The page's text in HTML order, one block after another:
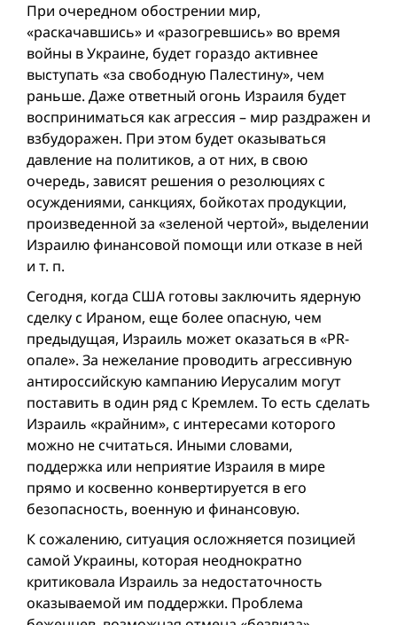
При очередном обострении мир,
«раскачавшись» и «разогревшись» во время
вой­ны в Украине, будет гораздо активнее
выступать «за свободную Палестину», чем
раньше. Даже ответный огонь Израиля будет
восприниматься как агрессия – мир раздражен и
взбудоражен. При этом будет оказываться
давление на политиков, а от них, в свою
очередь, зависят решения о резолюциях с
осуждениями, санкциях, бойкотах продукции,
произведенной за «зеленой чертой», выделении
Израилю финансовой помощи или отказе в ней
и т. п.
Сегодня, когда США готовы заключить ядерную
сделку с Ираном, еще более опасную, чем
предыдущая, Израиль может оказаться в «PR-
опале». За нежелание проводить агрессивную
антироссийскую кампанию Иерусалим могут
поставить в один ряд с Кремлем. То есть сделать
Израиль «крайним», с интересами которого
можно не считаться. Иными словами,
поддержка или неприятие Израиля в мире
прямо и косвенно конвертируется в его
безопасность, военную и финансовую.
К сожалению, ситуация осложняется позицией
самой Украины, которая неоднократно
критиковала Израиль за недостаточность
оказываемой им поддержки. Проблема